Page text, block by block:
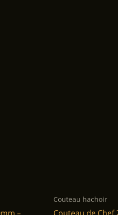
Couteau hachoir